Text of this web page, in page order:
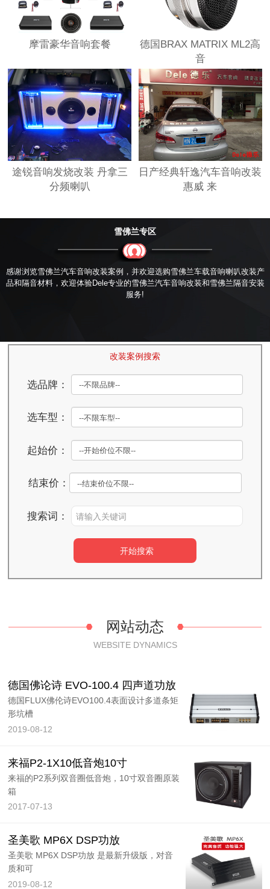
摩雷豪华音响套餐
德国BRAX MATRIX ML2高
音
途锐音响发烧改装 丹拿三
分频喇叭
日产经典轩逸汽车音响改装
惠威 来
雪佛兰专区
感谢浏览雪佛兰汽车音响改装案例，并欢迎选购雪佛兰车载音响喇叭改装产
品和隔音材料，欢迎体验Dele专业的雪佛兰汽车音响改装和雪佛兰隔音安装
服务!
改装案例搜索
选品牌：
选车型：
起始价：
结束价：
搜索词：
网站动态
WEBSITE DYNAMICS
德国佛论诗 EVO-100.4 四声道功放
德国FLUX佛伦诗EVO100.4表面设计多道条矩
形坑槽
2019-08-12
来福P2-1X10低音炮10寸
来福的P2系列双音圈低音炮，10寸双音圈原装
箱
2017-07-13
圣美歌 MP6X DSP功放
圣美歌 MP6X DSP功放 是最新升级版，对音
质和可
2019-08-12